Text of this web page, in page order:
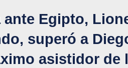
Egipto,
superó a
asistidor de